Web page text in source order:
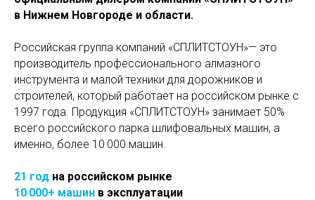
в Нижнем Новгороде и области.
Российская группа компаний «СПЛИТСТОУН»— это
производитель профессионального алмазного
инструмента и малой техники для дорожников и
строителей, который работает на российском рынке с
1997 года. Продукция «СПЛИТСТОУН» занимает 50%
всего российского парка шлифовальных машин, а
именно, более 10 000 машин.
21 год на российском рынке
10 000+ машин в эксплуатации